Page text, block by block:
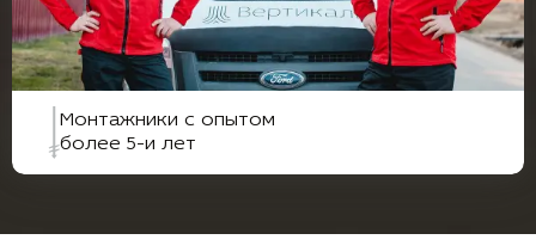
Монтажники с опытом
более 5-и лет